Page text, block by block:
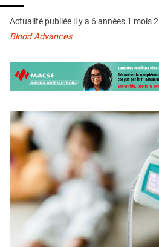
CONDITIONS GÉNÉRALES
CONTACT
Actualité publiée il y a 6 années 1 mois
Blood Advances